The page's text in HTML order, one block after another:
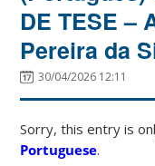
DE TESE –
Pereira da
30/04/2026 12:11
Sorry, this entry is
Portuguese.